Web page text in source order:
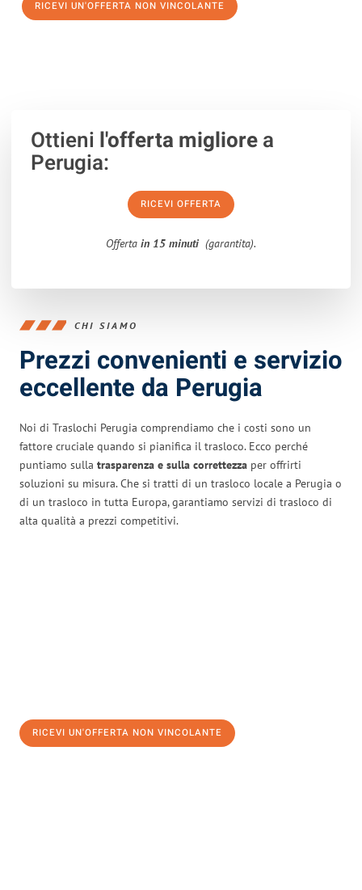
RICEVI UN'OFFERTA NON VINCOLANTE
Ottieni l'offerta migliorea
Perugia:
RICEVI OFFERTA
Offerta in 15 minuti (garantita).
CHI SIAMO
Prezzi convenienti e servizio
eccellente da Perugia
Noi di Traslochi Perugia comprendiamo che i costi sono un
fattore cruciale quando si pianifica il trasloco. Ecco perché
puntiamo sulla trasparenza e sulla correttezza per offrirti
soluzioni su misura. Che si tratti di un trasloco locale a Perugia o
di un trasloco in tutta Europa, garantiamo servizi di trasloco di
alta qualità a prezzi competitivi.
RICEVI UN'OFFERTA NON VINCOLANTE